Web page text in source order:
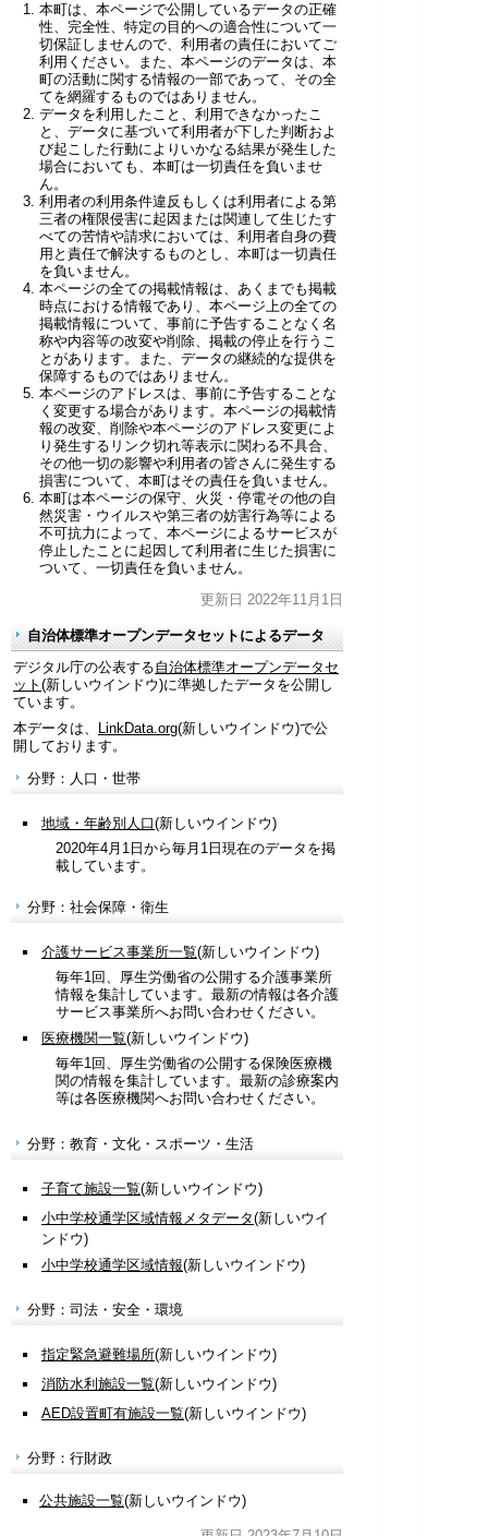
本町は、本ページで公開しているデータの正確
性、完全性、特定の目的への適合性について一
切保証しませんので、利用者の責任においてご
利用ください。また、本ページのデータは、本
町の活動に関する情報の一部であって、その全
てを網羅するものではありません。
データを利用したこと、利用できなかったこ
と、データに基づいて利用者が下した判断およ
び起こした行動によりいかなる結果が発生した
場合においても、本町は一切責任を負いませ
ん。
利用者の利用条件違反もしくは利用者による第
三者の権限侵害に起因または関連して生じたす
べての苦情や請求においては、利用者自身の費
用と責任で解決するものとし、本町は一切責任
を負いません。
本ページの全ての掲載情報は、あくまでも掲載
時点における情報であり、本ページ上の全ての
掲載情報について、事前に予告することなく名
称や内容等の改変や削除、掲載の停止を行うこ
とがあります。また、データの継続的な提供を
保障するものではありません。
本ページのアドレスは、事前に予告することな
く変更する場合があります。本ページの掲載情
報の改変、削除や本ページのアドレス変更によ
り発生するリンク切れ等表示に関わる不具合、
その他一切の影響や利用者の皆さんに発生する
損害について、本町はその責任を負いません。
本町は本ページの保守、火災・停電その他の自
然災害・ウイルスや第三者の妨害行為等による
不可抗力によって、本ページによるサービスが
停止したことに起因して利用者に生じた損害に
ついて、一切責任を負いません。
更新日 2022年11月1日
自治体標準オープンデータセットによるデータ
デジタル庁の公表する自治体標準オープンデータセ
ット (新しいウインドウ)に準拠したデータを公開し
ています。
本データは、
LinkData.org(新しいウインドウ)で公
開しております。
分野：人口・世帯
地域・年齢別人口(新しいウインドウ)
2020年4月1日から毎月1日現在のデータを掲
載しています。
分野：社会保障・衛生
介護サービス事業所一覧(新しいウインドウ)
毎年1回、厚生労働省の公開する介護事業所
情報を集計しています。最新の情報は各介護
サービス事業所へお問い合わせください。
医療機関一覧(新しいウインドウ)
毎年1回、厚生労働省の公開する保険医療機
関の情報を集計しています。最新の診療案内
等は各医療機関へお問い合わせください。
分野：教育・文化・スポーツ・生活
子育て施設一覧(新しいウインドウ)
小中学校通学区域情報メタデータ(新しいウイ
ンドウ)
小中学校通学区域情報(新しいウインドウ)
分野：司法・安全・環境
指定緊急避難場所(新しいウインドウ)
消防水利施設一覧(新しいウインドウ)
AED設置町有施設一覧(新しいウインドウ)
分野：行財政
公共施設一覧(新しいウインドウ)